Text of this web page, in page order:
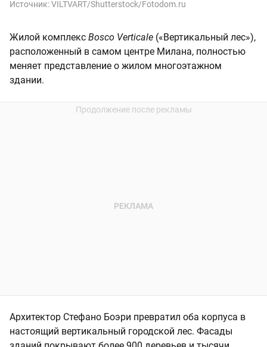
Источник:VILTVART/Shutterstock/Fotodom.ru
Жилой комплекс Bosco Verticale («Вертикальный лес»),
расположенный в самом центре Милана, полностью
меняет представление о жилом многоэтажном
здании.
Архитектор Стефано Боэри превратил оба корпуса в
настоящий вертикальный городской лес. Фасады